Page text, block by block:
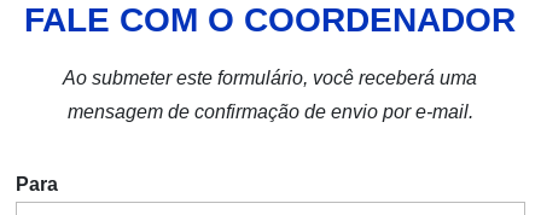
FALE COM O COORDENADOR
Ao submeter este formulário, você receberá uma
mensagem de confirmação de envio por e-mail.
Para